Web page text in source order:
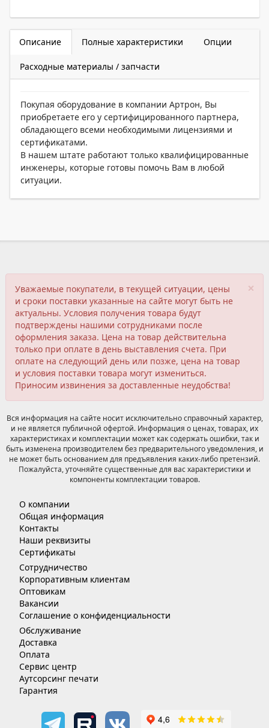
Описание Полные характеристики Опции
Расходные материалы / запчасти
Покупая оборудование в компании Артрон, Вы
приобретаете его у сертифицированного партнера,
обладающего всеми необходимыми лицензиями и
сертификатами.
В нашем штате работают только квалифицированные
инженеры, которые готовы помочь Вам в любой
ситуации.
×
Уважаемые покупатели, в текущей ситуации, цены
и сроки поставки указанные на сайте могут быть не
актуальны. Условия получения товара будут
подтверждены нашими сотрудниками после
оформления заказа. Цена на товар действительна
только при оплате в день выставления счета. При
оплате на следующий день или позже, цена на товар
и условия поставки товара могут измениться.
Приносим извинения за доставленные неудобства!
Вся информация на сайте носит исключительно справочный характер,
и не является публичной офертой. Информация о ценах, товарах, их
характеристиках и комплектации может как содержать ошибки, так и
быть изменена производителем без предварительного уведомления, и
не может быть основанием для предъявления каких-либо претензий.
Пожалуйста, уточняйте существенные для вас характеристики и
компоненты комплектации товаров.
О компании
Общая информация
Контакты
Наши реквизиты
Сертификаты
Сотрудничество
Корпоративным клиентам
Оптовикам
Вакансии
Соглашение о конфиденциальности
Обслуживание
Доставка
Оплата
Сервис центр
Аутсорсинг печати
Гарантия